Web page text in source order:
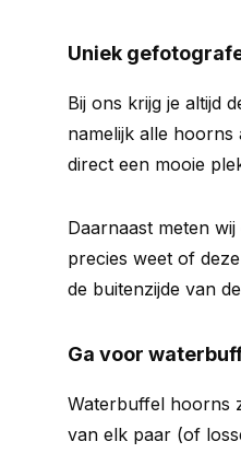
Uniek
Bij ons krijg je altijd
namelijk alle hoorns
direct een mooie
Daarnaast meten
precies weet of
de buitenzijde van
Ga voor
Waterbuffel hoorns
van elk paar (of